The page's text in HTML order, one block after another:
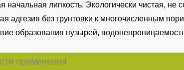
начальная липкость. Экологически чистая, не
адгезия без грунтовки к многочисленным
образования пузырей,
применения